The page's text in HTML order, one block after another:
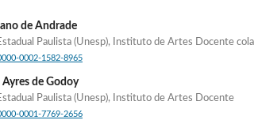
de Andrade
Paulista (Unesp), Instituto de Artes Docente
0002-1582-8965
de Godoy
Paulista (Unesp), Instituto de Artes Docente
0001-7769-2656